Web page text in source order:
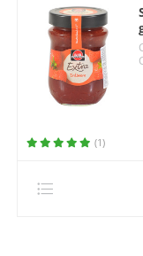
(1)